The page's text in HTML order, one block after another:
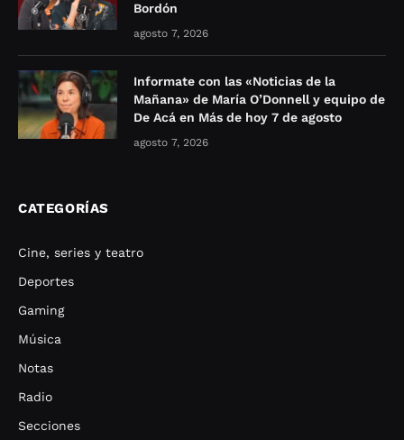
Bordón
agosto 7, 2026
Informate con las «Noticias de la
Mañana» de María O’Donnell y equipo de
De Acá en Más de hoy 7 de agosto
agosto 7, 2026
CATEGORÍAS
Cine, series y teatro
Deportes
Gaming
Música
Notas
Radio
Secciones